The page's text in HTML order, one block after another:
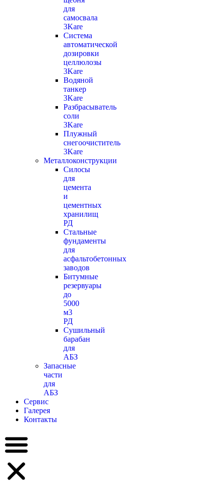
для
самосвала
3Kare
Система
автоматической
дозировки
целлюлозы
3Kare
Водяной
танкер
3Kare
Разбрасыватель
соли
3Kare
Плужный
снегоочиститель
3Kare
Металлоконструкции
Силосы
для
цемента
и
цементных
хранилищ
РД
Стальные
фундаменты
для
асфальтобетонных
заводов
Битумные
резервуары
до
5000
м3
РД
Сушильный
барабан
для
АБЗ
Запасные
части
для
АБЗ
Сервис
Галерея
Контакты